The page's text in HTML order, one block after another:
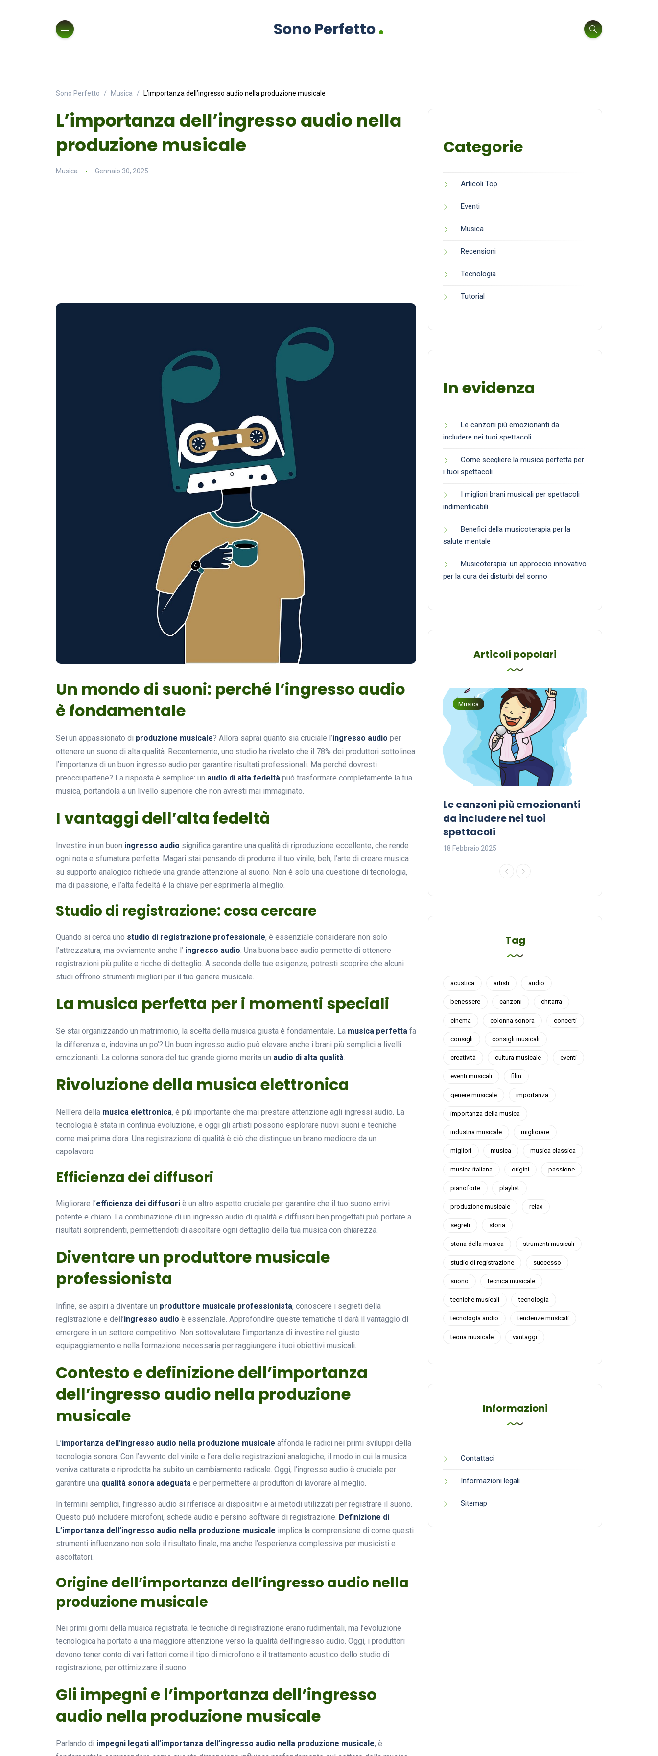
Sono Perfetto.
Sono Perfetto Musica L’importanza dell’ingresso audio nella produzione musicale
L’importanza dell’ingresso audio nella
produzione musicale
Musica Gennaio 30, 2025
Un mondo di suoni: perché l’ingresso audio
è fondamentale
Sei un appassionato di produzione musicale? Allora saprai quanto sia cruciale l’ingresso audio per
ottenere un suono di alta qualità. Recentemente, uno studio ha rivelato che il 78% dei produttori sottolinea
l’importanza di un buon ingresso audio per garantire risultati professionali. Ma perché dovresti
preoccupartene? La risposta è semplice: un audio di alta fedeltà può trasformare completamente la tua
musica, portandola a un livello superiore che non avresti mai immaginato.
I vantaggi dell’alta fedeltà
Investire in un buon ingresso audio significa garantire una qualità di riproduzione eccellente, che rende
ogni nota e sfumatura perfetta. Magari stai pensando di produrre il tuo vinile; beh, l’arte di creare musica
su supporto analogico richiede una grande attenzione al suono. Non è solo una questione di tecnologia,
ma di passione, e l’alta fedeltà è la chiave per esprimerla al meglio.
Studio di registrazione: cosa cercare
Quando si cerca uno studio di registrazione professionale, è essenziale considerare non solo
l’attrezzatura, ma ovviamente anche l’ ingresso audio. Una buona base audio permette di ottenere
registrazioni più pulite e ricche di dettaglio. A seconda delle tue esigenze, potresti scoprire che alcuni
studi offrono strumenti migliori per il tuo genere musicale.
La musica perfetta per i momenti speciali
Se stai organizzando un matrimonio, la scelta della musica giusta è fondamentale. La musica perfetta fa
la differenza e, indovina un po’? Un buon ingresso audio può elevare anche i brani più semplici a livelli
emozionanti. La colonna sonora del tuo grande giorno merita un audio di alta qualità.
Rivoluzione della musica elettronica
Nell’era della musica elettronica, è più importante che mai prestare attenzione agli ingressi audio. La
tecnologia è stata in continua evoluzione, e oggi gli artisti possono esplorare nuovi suoni e tecniche
come mai prima d’ora. Una registrazione di qualità è ciò che distingue un brano mediocre da un
capolavoro.
Efficienza dei diffusori
Migliorare l’efficienza dei diffusori è un altro aspetto cruciale per garantire che il tuo suono arrivi
potente e chiaro. La combinazione di un ingresso audio di qualità e diffusori ben progettati può portare a
risultati sorprendenti, permettendoti di ascoltare ogni dettaglio della tua musica con chiarezza.
Diventare un produttore musicale
professionista
Infine, se aspiri a diventare un produttore musicale professionista, conoscere i segreti della
registrazione e dell’ingresso audio è essenziale. Approfondire queste tematiche ti darà il vantaggio di
emergere in un settore competitivo. Non sottovalutare l’importanza di investire nel giusto
equipaggiamento e nella formazione necessaria per raggiungere i tuoi obiettivi musicali.
Contesto e definizione dell’importanza
dell’ingresso audio nella produzione
musicale
L’importanza dell’ingresso audio nella produzione musicale affonda le radici nei primi sviluppi della
tecnologia sonora. Con l’avvento del vinile e l’era delle registrazioni analogiche, il modo in cui la musica
veniva catturata e riprodotta ha subito un cambiamento radicale. Oggi, l’ingresso audio è cruciale per
garantire una qualità sonora adeguata e per permettere ai produttori di lavorare al meglio.
In termini semplici, l’ingresso audio si riferisce ai dispositivi e ai metodi utilizzati per registrare il suono.
Questo può includere microfoni, schede audio e persino software di registrazione. Definizione di
L’importanza dell’ingresso audio nella produzione musicale implica la comprensione di come questi
strumenti influenzano non solo il risultato finale, ma anche l’esperienza complessiva per musicisti e
ascoltatori.
Origine dell’importanza dell’ingresso audio nella
produzione musicale
Nei primi giorni della musica registrata, le tecniche di registrazione erano rudimentali, ma l’evoluzione
tecnologica ha portato a una maggiore attenzione verso la qualità dell’ingresso audio. Oggi, i produttori
devono tener conto di vari fattori come il tipo di microfono e il trattamento acustico dello studio di
registrazione, per ottimizzare il suono.
Gli impegni e l’importanza dell’ingresso
audio nella produzione musicale
Parlando di impegni legati all’importanza dell’ingresso audio nella produzione musicale, è
Categorie
Articoli Top
Eventi
Musica
Recensioni
Tecnologia
Tutorial
In evidenza
Le canzoni più emozionanti da
includere nei tuoi spettacoli
Come scegliere la musica perfetta per
i tuoi spettacoli
I migliori brani musicali per spettacoli
indimenticabili
Benefici della musicoterapia per la
salute mentale
Musicoterapia: un approccio innovativo
per la cura dei disturbi del sonno
Articoli popolari
18 Febbraio 2025
Musica
Le canzoni più emozionanti
da includere nei tuoi
spettacoli
18 Febbraio 2025
Tag
acustica artisti audio
benessere canzoni chitarra
cinema colonna sonora concerti
consigli consigli musicali
creatività cultura musicale eventi
eventi musicali film
genere musicale importanza
importanza della musica
industria musicale migliorare
migliori musica musica classica
musica italiana origini passione
pianoforte playlist
produzione musicale relax
segreti storia
storia della musica strumenti musicali
studio di registrazione successo
suono tecnica musicale
tecniche musicali tecnologia
tecnologia audio tendenze musicali
teoria musicale vantaggi
Informazioni
Contattaci
Informazioni legali
Sitemap